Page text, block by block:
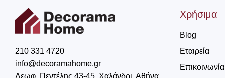
210 331 4720
info@decoramahome.gr
Χρήσιμα
Blog
Εταιρεία
Επικοινωνία